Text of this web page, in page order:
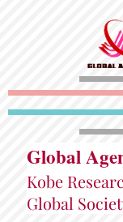
Global
Kobe
Global